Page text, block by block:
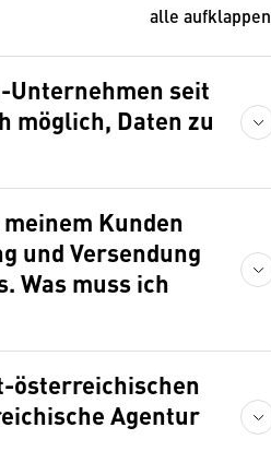
alle aufklappen
Unternehmen seit
möglich, Daten zu
Kunden
und Versendung
Was muss ich
österreichischen
Agentur